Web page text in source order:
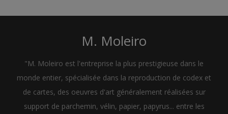
M. Moleiro
"M. Moleiro est l'entreprise la plus prestigieuse dans le
monde entier, spécialisée dans la reproduction de codex et
de cartes, des oeuvres d'art généralement réalisées sur
support de parchemin, vélin, papier, papyrus... entre les